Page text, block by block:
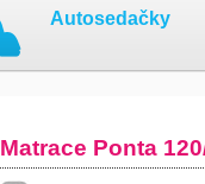
Autosedačky
Matrace Ponta